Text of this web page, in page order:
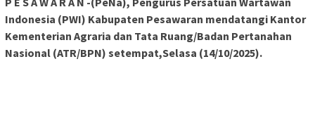
Indonesia (PWI) Kabupaten Pesawaran mendatangi Kantor
Kementerian Agraria dan Tata Ruang/Badan Pertanahan
Nasional (ATR/BPN) setempat,Selasa (14/10/2025).